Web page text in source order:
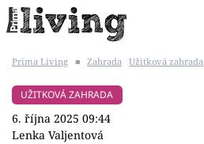
BYDLENÍ SLAVNÝCH
Prima Living ■ Zahrada Užitková zahrada
UŽITKOVÁ ZAHRADA
6. října 2025 09:44
Lenka Valjentová